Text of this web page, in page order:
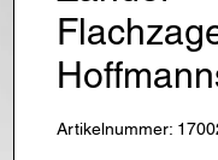
Artikelnummer: